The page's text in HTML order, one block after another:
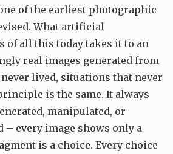
of the earliest photographic
What artificial
of all this today takes it to an
real images generated from
lived, situations that never
is the same. It always
manipulated, or
– every image shows only a
is a choice. Every choice